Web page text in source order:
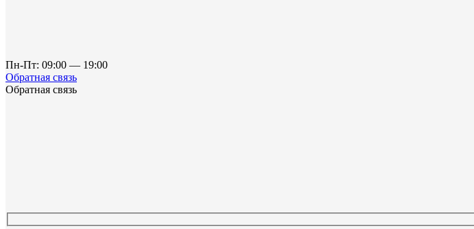
Пн-Пт: 09:00 — 19:00
Обратная связь
Обратная связь